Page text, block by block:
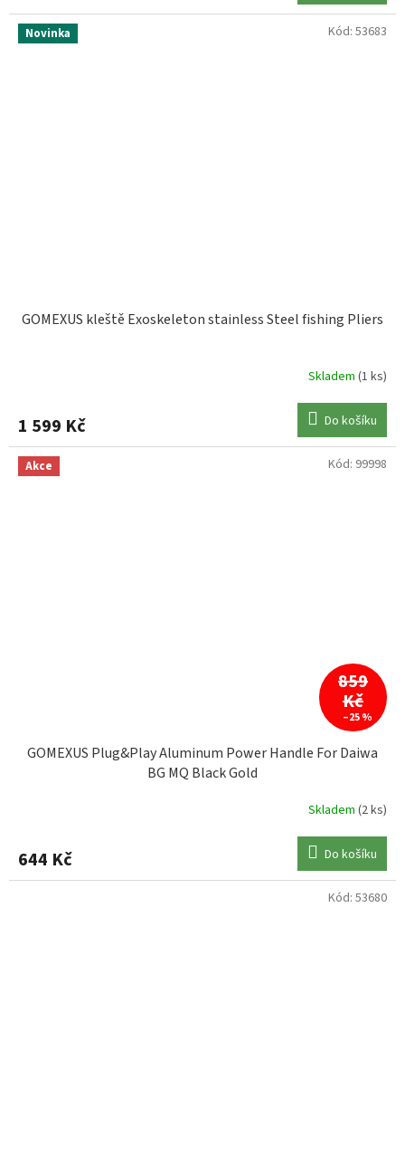
Novinka
GOMEXUS kleště Exoskeleton stainless Steel fishing Pliers
Skladem (1 ks)
1 599 Kč Do košíku
Kód: 53683
Akce
859
Kč
–25 %
GOMEXUS Plug&Play Aluminum Power Handle For Daiwa
BG MQ Black Gold
Skladem (2 ks)
644 Kč Do košíku
Kód: 99998
Kód: 53680